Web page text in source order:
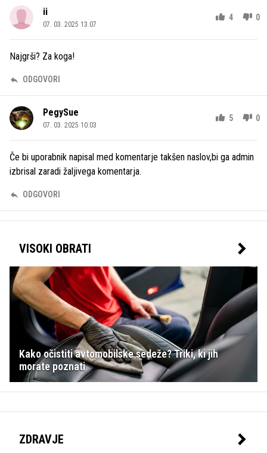
ii
07. 03. 2025 13.07
4 0
Najgrši? Za koga!
ODGOVORI
PegySue
07. 03. 2025 10.03
5 0
Če bi uporabnik napisal med komentarje takšen naslov,bi ga admin
izbrisal zaradi žaljivega komentarja.
ODGOVORI
VISOKI OBRATI
Kako očistiti avtomobilske sedeže? Triki, ki jih
morate poznati
ZDRAVJE